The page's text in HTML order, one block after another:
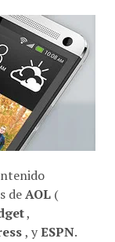
deAOL (
,
, yESPN.